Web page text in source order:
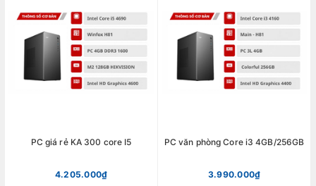
PC giá rẻ KA 300 core I5
4.205.000₫
PC văn phòng Core i3 4GB/256GB
3.990.000₫